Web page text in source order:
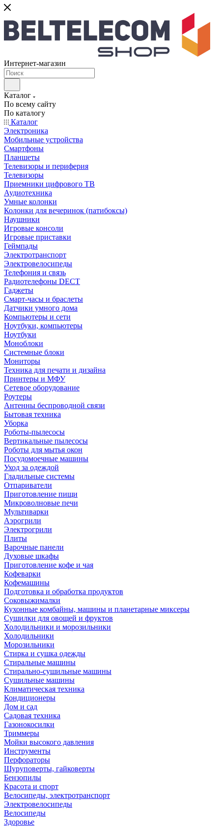
Интернет-магазин
Каталог
По всему сайту
По каталогу
Каталог
Электроника
Мобильные устройства
Смартфоны
Планшеты
Телевизоры и периферия
Телевизоры
Приемники цифрового ТВ
Аудиотехника
Умные колонки
Колонки для вечеринок (патибоксы)
Наушники
Игровые консоли
Игровые приставки
Геймпады
Электротранспорт
Электровелосипеды
Телефония и связь
Радиотелефоны DECT
Гаджеты
Смарт-часы и браслеты
Датчики умного дома
Компьютеры и сети
Ноутбуки, компьютеры
Ноутбуки
Моноблоки
Системные блоки
Мониторы
Техника для печати и дизайна
Принтеры и МФУ
Сетевое оборудование
Роутеры
Антенны беспроводной связи
Бытовая техника
Уборка
Роботы-пылесосы
Вертикальные пылесосы
Роботы для мытья окон
Посудомоечные машины
Уход за одеждой
Гладильные системы
Отпариватели
Приготовление пищи
Микроволновые печи
Мультиварки
Аэрогрили
Электрогрили
Плиты
Варочные панели
Духовые шкафы
Приготовление кофе и чая
Кофеварки
Кофемашины
Подготовка и обработка продуктов
Соковыжималки
Кухонные комбайны, машины и планетарные миксеры
Сушилки для овощей и фруктов
Холодильники и морозильники
Холодильники
Морозильники
Стирка и сушка одежды
Стиральные машины
Стирально-сушильные машины
Сушильные машины
Климатическая техника
Кондиционеры
Дом и сад
Садовая техника
Газонокосилки
Триммеры
Мойки высокого давления
Инструменты
Перфораторы
Шуруповерты, гайковерты
Бензопилы
Красота и спорт
Велосипеды, электротранспорт
Электровелосипеды
Велосипеды
Здоровье